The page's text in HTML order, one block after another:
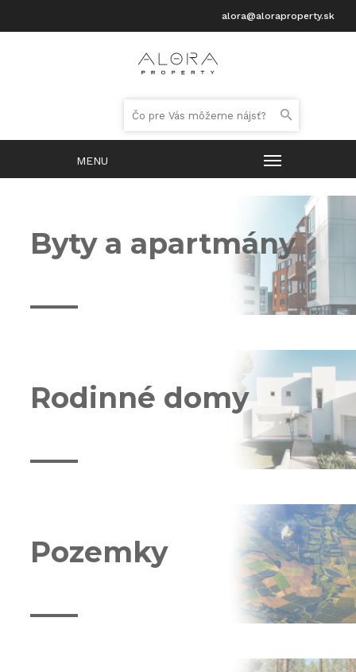
alora@aloraproperty.sk
Byty a apartmány
Rodinné domy
Pozemky